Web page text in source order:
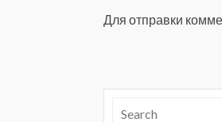
Для отправки